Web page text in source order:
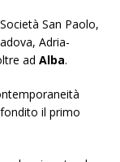
San Paolo,
Adria-
ad Alba.
il primo